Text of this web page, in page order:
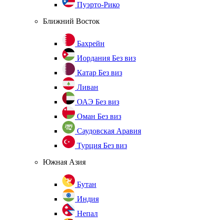
Пуэрто-Рико
Ближний Восток
Бахрейн
Иордания Без виз
Катар Без виз
Ливан
ОАЭ Без виз
Оман Без виз
Саудовская Аравия
Турция Без виз
Южная Азия
Бутан
Индия
Непал